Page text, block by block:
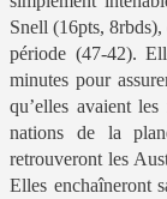
Snell (16pts,
période (47-42).
minutes pour
qu’elles avaient
nations de la
retrouveront les
Elles enchaîneront